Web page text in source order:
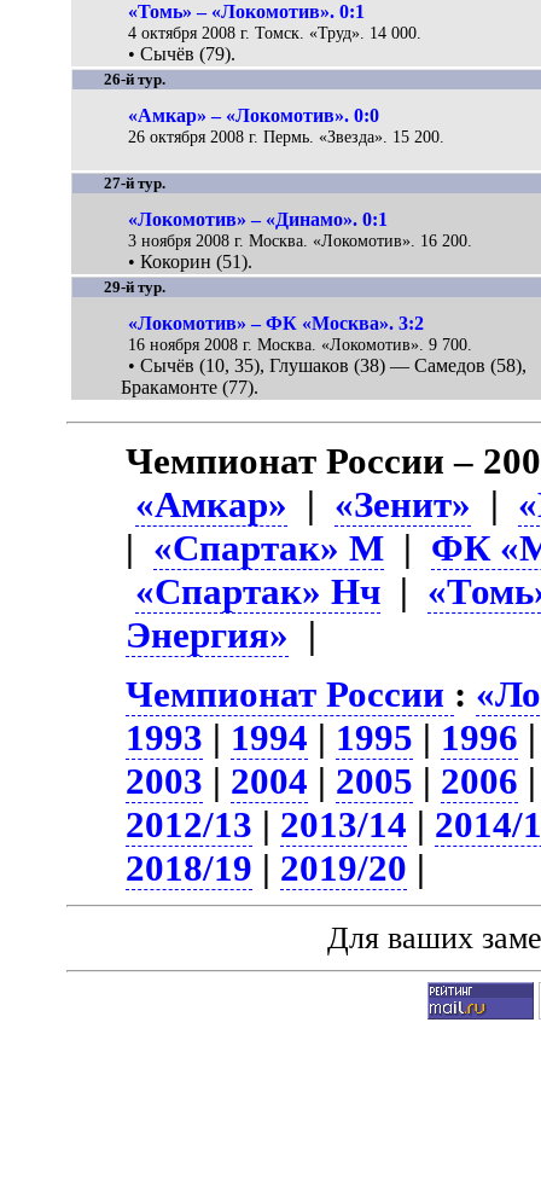
«Томь» – «Локомотив». 0:1
4 октября 2008 г. Томск. «Труд». 14 000.
• Сычёв (79).
26-й тур.
«Амкар» – «Локомотив». 0:0
26 октября 2008 г. Пермь. «Звезда». 15 200.
27-й тур.
«Локомотив» – «Динамо». 0:1
3 ноября 2008 г. Москва. «Локомотив». 16 200.
• Кокорин (51).
29-й тур.
«Локомотив» – ФК «Москва». 3:2
16 ноября 2008 г. Москва. «Локомотив». 9 700.
• Сычёв (10, 35), Глушаков (38) — Самедов (58),
Бракамонте (77).
Чемпионат России –
«Амкар» | «Зенит» |
| «Спартак» М | ФК
«Спартак» Нч |
Энергия» |
Чемпионат России :
1993 | 1994 | 1995 | 1996
2003 | 2004 | 2005 | 2006
2012/13 | 2013/14 | 2014/
2018/19 | 2019/20 |
Для ваших